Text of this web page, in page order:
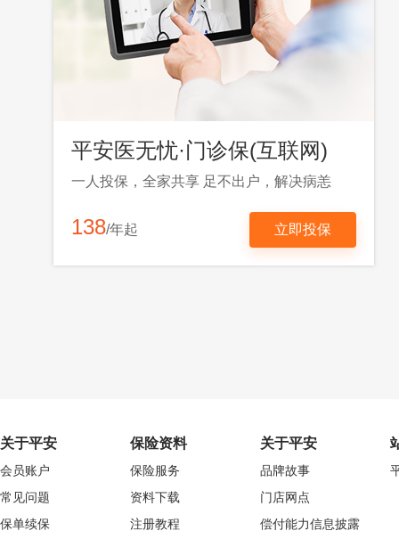
平安医无忧·门诊保(互联网)
一人投保，全家共享 足不出户，解决病恙
138/年起 立即投保
关于平安
会员账户
常见问题
保单续保
保险资料
保险服务
资料下载
注册教程
关于平安
品牌故事
门店网点
偿付能力信息披露